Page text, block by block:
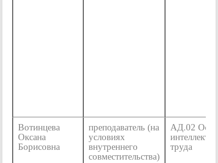
Вотинцева
Оксана
Борисовна
преподаватель (на
условиях
внутреннего
совместительства)
АД.02
труда